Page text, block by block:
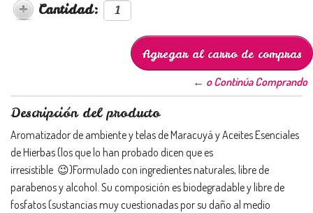
Cantidad:
← o Continúa Comprando
Descripción del producto
Aromatizador de ambiente y telas de Maracuyá y Aceites Esenciales
de Hierbas (los que lo han probado dicen que es
irresistible 😉)Formulado con ingredientes naturales, libre de
parabenos y alcohol. Su composición es biodegradable y libre de
fosfatos (sustancias muy cuestionadas por su daño al medio